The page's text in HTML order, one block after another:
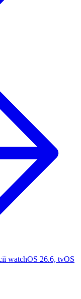
watchOS 26.6, tvOS